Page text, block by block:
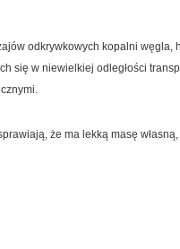
odkrywkowych kopalni węgla,
się w niewielkiej odległości
że ma lekką masę